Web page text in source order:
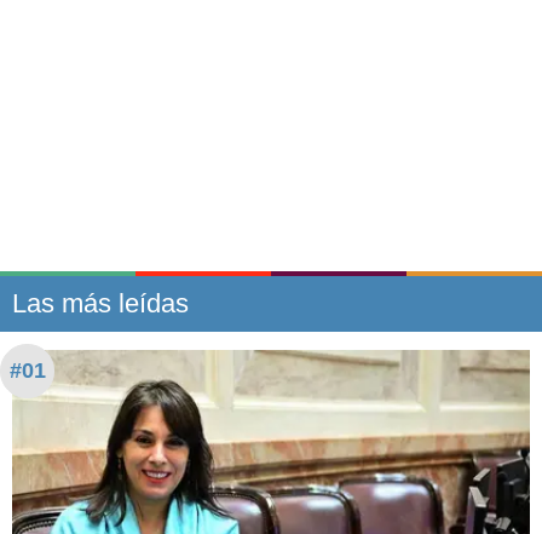
Las más leídas
#01